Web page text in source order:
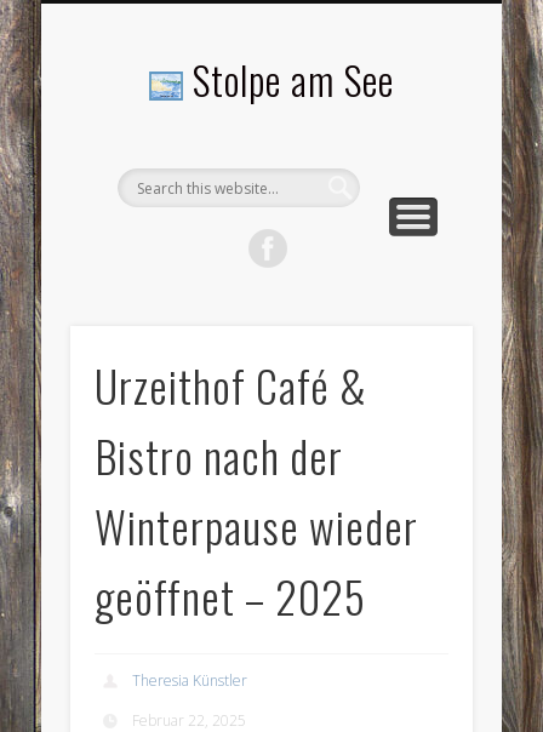
Stolpe am See
Urzeithof Café &
Bistro nach der
Winterpause wieder
geöffnet – 2025
Theresia Künstler
Februar 22, 2025